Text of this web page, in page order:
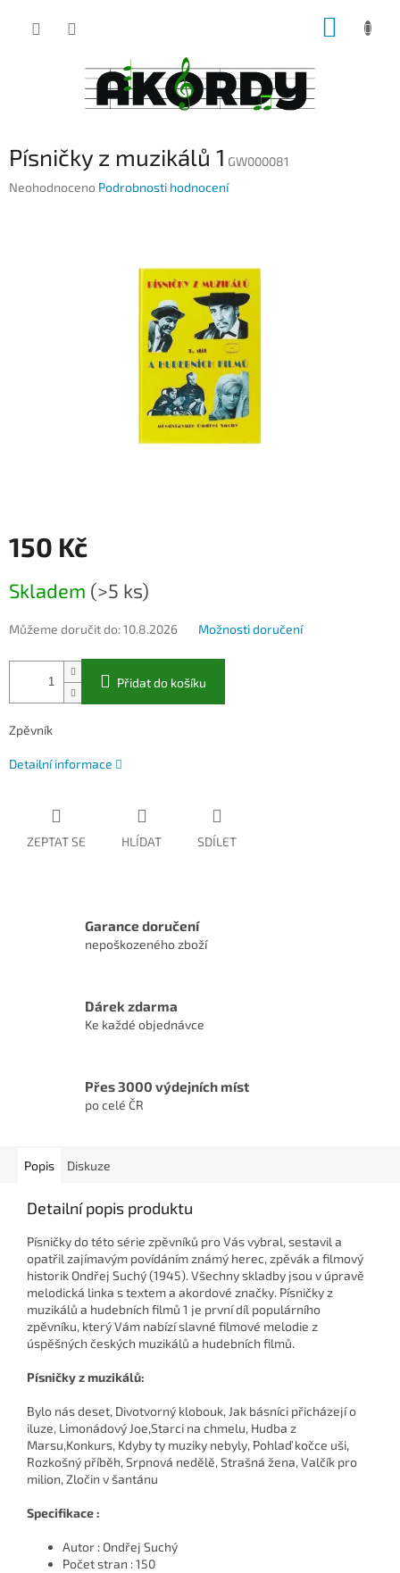
Písničky z muzikálů 1 GW000081
Průměrné
Neohodnoceno Podrobnosti hodnocení
150 Kč
cena:
Skladem (>5 ks)
Můžeme doručit do:10.8.2026 Možnosti doručení
Přidat do košíku
Zpěvník
Detailní informace
ZEPTAT SE HLÍDAT SDÍLET
Garance doručení
nepoškozeného zboží
Dárek zdarma
Ke každé objednávce
Přes 3000 výdejních míst
po celé ČR
Popis Diskuze
Detailní popis produktu
Písničky do této série zpěvníků pro Vás vybral, sestavil a
opatřil zajímavým povídáním známý herec, zpěvák a filmový
historik Ondřej Suchý (1945). Všechny skladby jsou v úpravě
melodická linka s textem a akordové značky. Písničky z
muzikálů a hudebních filmů 1 je první díl populárního
zpěvníku, který Vám nabízí slavné filmové melodie z
úspěšných českých muzikálů a hudebních filmů.
Písničky z muzikálů:
Bylo nás deset, Divotvorný klobouk, Jak básníci přicházejí o
iluze, Limonádový Joe,Starci na chmelu, Hudba z
Marsu,Konkurs, Kdyby ty muziky nebyly, Pohlaď kočce uši,
Rozkošný příběh, Srpnová nedělě, Strašná žena, Valčík pro
milion, Zločin v šantánu
Specifikace :
Autor : Ondřej Suchý
Počet stran : 150